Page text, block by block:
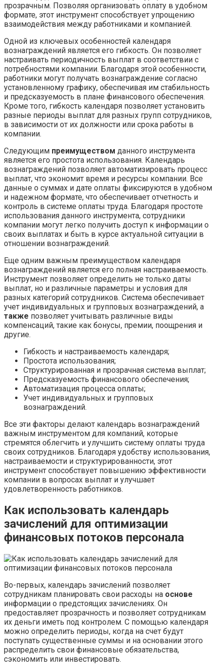
прозрачным. Позволяя организовать оплату в удобном
формате, этот инструмент способствует упрощению
взаимодействия между работниками и компанией.
Одной из ключевых особенностей календаря
вознаграждений является его гибкость. Он позволяет
настраивать периодичность выплат в соответствии с
потребностями компании. Благодаря этой особенности,
работники могут получать вознаграждение согласно
установленному графику, обеспечивая им стабильность
и предсказуемость в плане финансового обеспечения.
Кроме того, гибкость календаря позволяет установить
разные периоды выплат для разных групп сотрудников,
в зависимости от их должности или срока работы в
компании.
Следующим преимуществом данного инструмента
является его простота использования. Календарь
вознаграждений позволяет автоматизировать процесс
выплат, что экономит время и ресурсы компании. Все
данные о суммах и дате оплаты фиксируются в удобном
и надежном формате, что обеспечивает отчетность и
контроль в системе оплаты труда. Благодаря простоте
использования данного инструмента, сотрудники
компании могут легко получить доступ к информации о
своих выплатах и быть в курсе актуальной ситуации в
отношении вознаграждений.
Еще одним важным преимуществом календаря
вознаграждений является его полная настраиваемость.
Инструмент позволяет определить не только даты
выплат, но и различные параметры и условия для
разных категорий сотрудников. Система обеспечивает
учет индивидуальных и групповых вознаграждений, а
также позволяет учитывать различные виды
компенсаций, такие как бонусы, премии, поощрения и
другие.
Гибкость и настраиваемость календаря;
Простота использования;
Структурированная и прозрачная система выплат;
Предсказуемость финансового обеспечения;
Автоматизация процесса оплаты;
Учет индивидуальных и групповых
вознаграждений.
Все эти факторы делают календарь вознаграждений
важным инструментом для компаний, которые
стремятся облегчить и улучшить систему оплаты труда
своих сотрудников. Благодаря удобству использования,
настраиваемости и структурированности, этот
инструмент способствует повышению эффективности
компании в вопросах выплат и улучшает
удовлетворенность работников.
Как использовать календарь
зачислений для оптимизации
финансовых потоков персонала
Во-первых, календарь зачислений позволяет
сотрудникам планировать свои расходы на основе
информации о предстоящих зачислениях. Он
предоставляет прозрачность и позволяет сотрудникам
их деньги иметь под контролем. С помощью календаря
можно определить периоды, когда на счет будут
поступать существенные суммы и на основании этого
распределить свои финансовые обязательства,
сэкономить или инвестировать.